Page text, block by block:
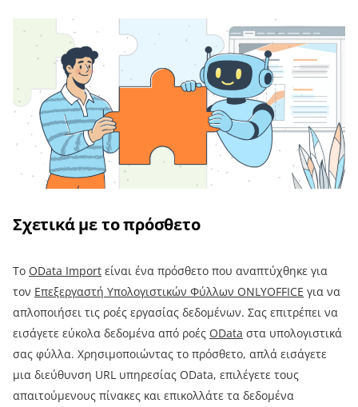
Σχετικά με το πρόσθετο
Το OData Import είναι ένα πρόσθετο που αναπτύχθηκε για
τον Επεξεργαστή Υπολογιστικών Φύλλων ONLYOFFICE για να
απλοποιήσει τις ροές εργασίας δεδομένων. Σας επιτρέπει να
εισάγετε εύκολα δεδομένα από ροές OData στα υπολογιστικά
σας φύλλα. Χρησιμοποιώντας το πρόσθετο, απλά εισάγετε
μια διεύθυνση URL υπηρεσίας OData, επιλέγετε τους
απαιτούμενους πίνακες και επικολλάτε τα δεδομένα